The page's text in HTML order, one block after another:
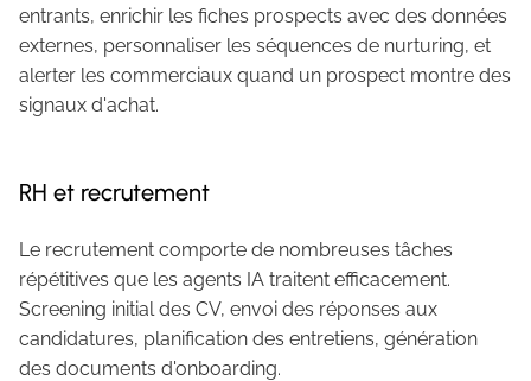
entrants, enrichir les fiches prospects avec des données
externes, personnaliser les séquences de nurturing, et
alerter les commerciaux quand un prospect montre des
signaux d'achat.
RH et recrutement
Le recrutement comporte de nombreuses tâches
répétitives que les agents IA traitent efficacement.
Screening initial des CV, envoi des réponses aux
candidatures, planification des entretiens, génération
des documents d'onboarding.